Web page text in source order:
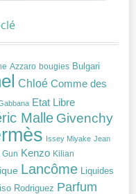
Azzaro bougies Bulgari
Chloé Comme des
Etat Libre
Malle Givenchy
Issey Miyake Jean
Kenzo Kilian
Lancôme Liquides
Rodriguez Parfum